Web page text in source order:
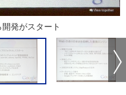
発がスタート